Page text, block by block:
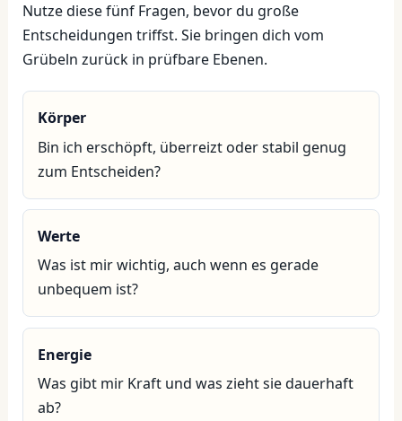
Nutze diese fünf Fragen, bevor du große
Entscheidungen triffst. Sie bringen dich vom
Grübeln zurück in prüfbare Ebenen.
Körper
Bin ich erschöpft, überreizt oder stabil genug
zum Entscheiden?
Werte
Was ist mir wichtig, auch wenn es gerade
unbequem ist?
Energie
Was gibt mir Kraft und was zieht sie dauerhaft
ab?